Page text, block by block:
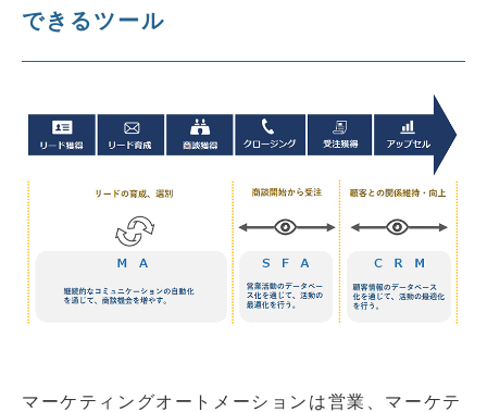
できるツール
マーケティングオートメーションは営業、マーケテ